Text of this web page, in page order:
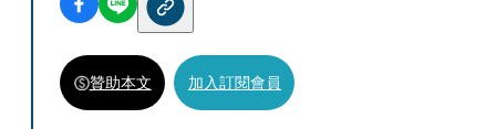
贊助本文 加入訂閱會員